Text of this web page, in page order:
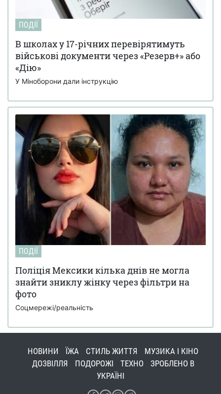
ПОДІЇ
В школах у 17-річних перевірятимуть
військові документи через «Резерв+» або
«Дію»
У Міноборони дали інструкцію
ПОДІЇ
Поліція Мексики кілька днів не могла
знайти зниклу жінку через фільтри на
фото
Соцмережі/реальність
НОВИНИ ЇЖА СТИЛЬ ЖИТТЯ
МУЗИКА І КІНО
ДОЗВІЛЛЯ
ПОДОРОЖІ ТЕХНО
ЗРОБЛЕНО В
УКРАЇНІ